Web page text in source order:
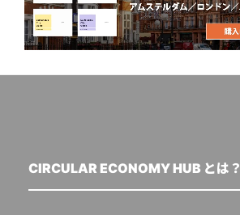
CIRCULAR ECONOMY HUB とは？